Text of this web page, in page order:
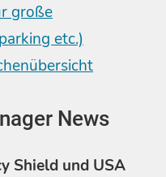
große
etc.)
News
Shield und USA